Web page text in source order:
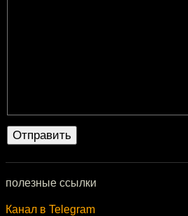
полезные ссылки
Канал в Telegram